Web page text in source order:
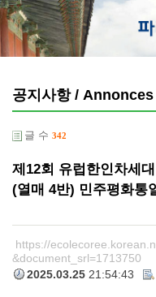
공지사항 / Annonces
글 수 342
제12회 유럽한인차세
(열매 4반) 민주평화통
https://
&document_srl=1713750
2025.03.25 21:54:43